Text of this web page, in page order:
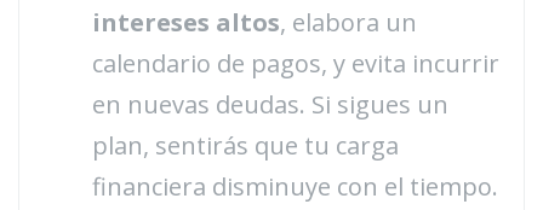
intereses altos, elabora un
calendario de pagos, y evita incurrir
en nuevas deudas. Si sigues un
plan, sentirás que tu carga
financiera disminuye con el tiempo.